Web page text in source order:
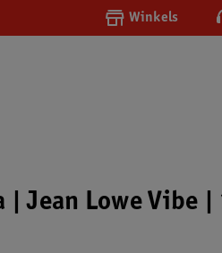
Winkels
| Jean Lowe Vibe